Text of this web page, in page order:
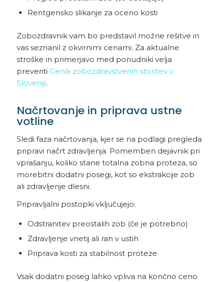
Rentgensko slikanje za oceno kosti
Zobozdravnik vam bo predstavil možne rešitve in
vas seznanil z okvirnimi cenami. Za aktualne
stroške in primerjavo med ponudniki velja
preveriti Cenik zobozdravstvenih storitev v
Sloveniji.
Načrtovanje in priprava ustne
votline
Sledi faza načrtovanja, kjer se na podlagi pregleda
pripravi načrt zdravljenja. Pomemben dejavnik pri
vprašanju, koliko stane totalna zobna proteza, so
morebitni dodatni posegi, kot so ekstrakcije zob
ali zdravljenje dlesni.
Pripravljalni postopki vključujejo:
Odstranitev preostalih zob (če je potrebno)
Zdravljenje vnetij ali ran v ustih
Priprava kosti za stabilnost proteze
Vsak dodatni poseg lahko vpliva na končno ceno